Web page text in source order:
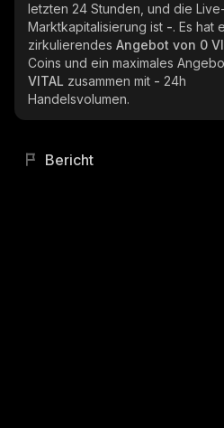
letzten 24 Stunden, und die Live-
Marktkapitalisierung ist -. Es hat
zirkulierendes Angebot von 0
Coins und ein maximales
VITAL zusammen mit - 24h
Handelsvolumen.
Bericht